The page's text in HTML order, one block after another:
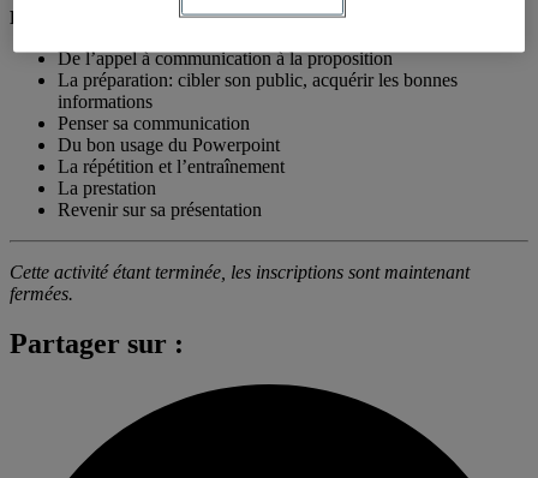
Plan de l’atelier
De l’appel à communication à la proposition
La préparation: cibler son public, acquérir les bonnes
informations
Penser sa communication
Du bon usage du Powerpoint
La répétition et l’entraînement
La prestation
Revenir sur sa présentation
Cette activité étant terminée, les inscriptions sont maintenant
fermées.
Partager sur :